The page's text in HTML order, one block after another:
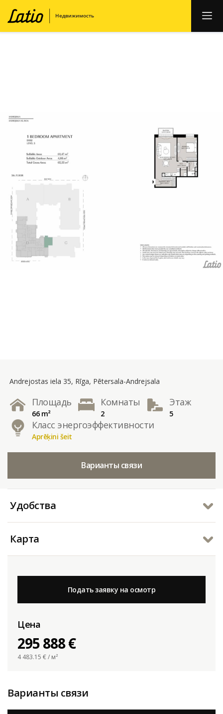
Andrejostas iela 35, Rīga, Pētersala-Andrejsala
Площадь
66 m²
Комнаты
2
Этаж
5
Класс энергоэффективности
Aprēķini šeit
Варианты связи
Удобства
Карта
Подать заявку на осмотр
Цена
295 888 €
4 483.15 € / м²
Варианты связи